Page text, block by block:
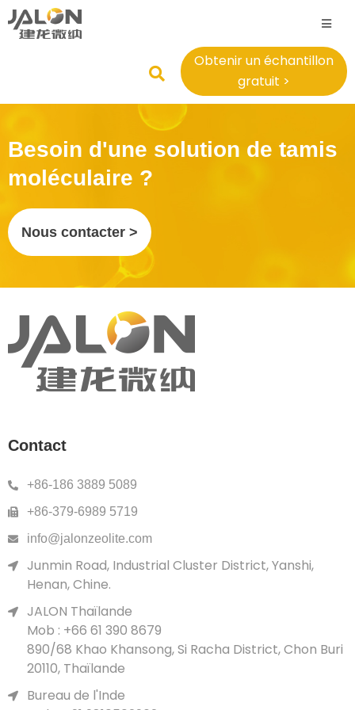
Obtenir un échantillon
gratuit >
Besoin d'une solution de tamis
moléculaire ?
Nous contacter >
Contact
+86-186 3889 5089
+86-379-6989 5719
info@jalonzeolite.com
Junmin Road, Industrial Cluster District, Yanshi,
Henan, Chine.
JALON Thaïlande
Mob : +66 61 390 8679
890/68 Khao Khansong, Si Racha District, Chon Buri
20110, Thaïlande
Bureau de l'Inde